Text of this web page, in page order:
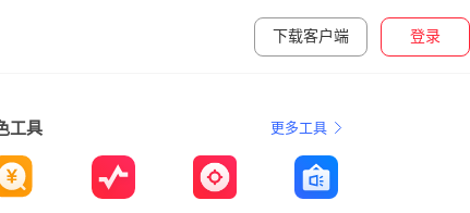
下载客户端 登录
工具 更多工具